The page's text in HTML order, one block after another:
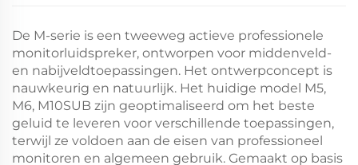
De M-serie is een tweeweg actieve professionele
monitorluidspreker, ontworpen voor middenveld-
en nabijveldtoepassingen. Het ontwerpconcept is
nauwkeurig en natuurlijk. Het huidige model M5,
M6, M10SUB zijn geoptimaliseerd om het beste
geluid te leveren voor verschillende toepassingen,
terwijl ze voldoen aan de eisen van professioneel
monitoren en algemeen gebruik. Gemaakt op basis